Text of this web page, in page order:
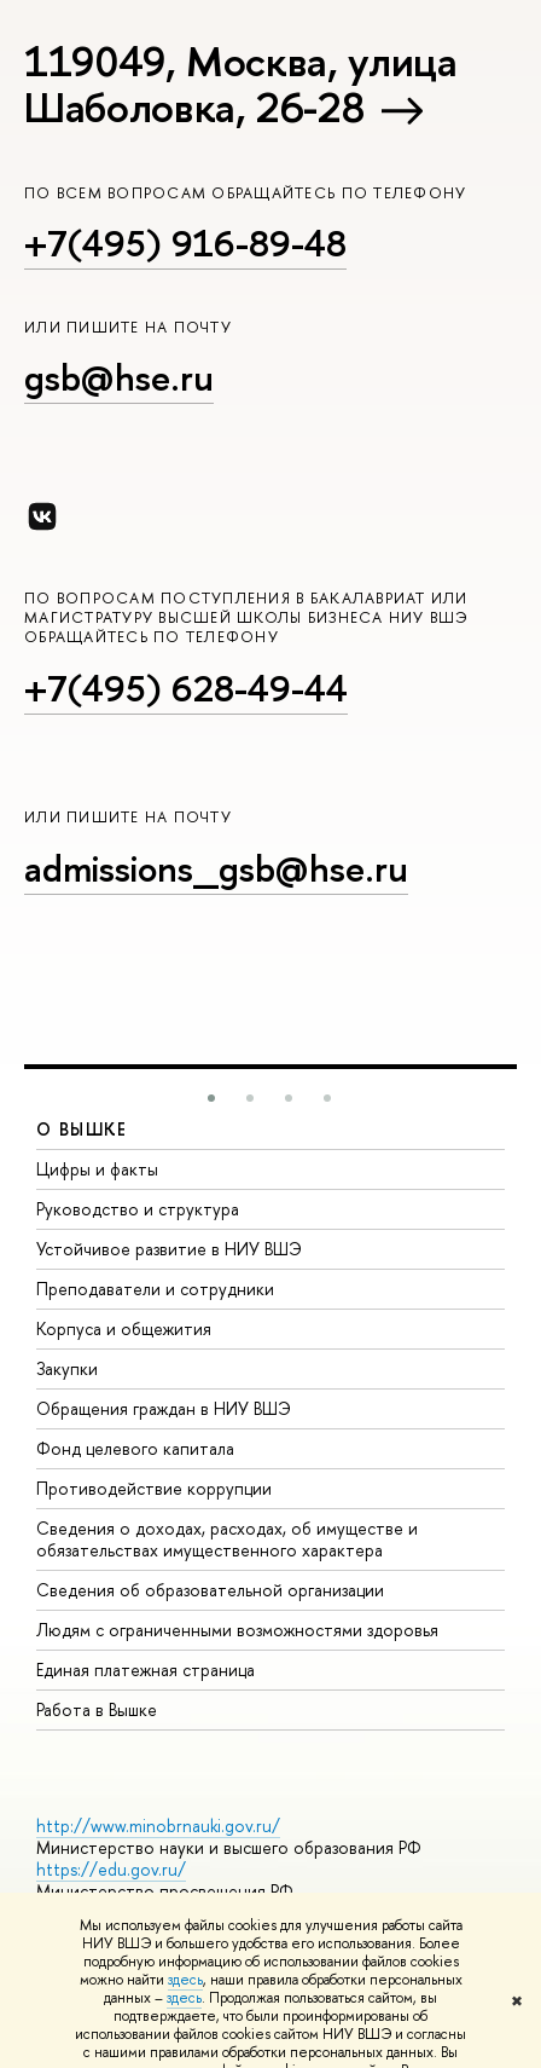
Мы используем файлы cookies для улучшения работы сайта
НИУ ВШЭ и большего удобства его использования. Более
подробную информацию об использовании файлов cookies
можно найти здесь, наши правила обработки персональных
данных –здесь. Продолжая пользоваться сайтом, вы
подтверждаете, что были проинформированы об
использовании файлов cookies сайтом НИУ ВШЭ и согласны
с нашими правилами обработки персональных данных. Вы
✖
119049, Москва, улица
Шаболовка, 26-28
ПО ВСЕМ ВОПРОСАМ ОБРАЩАЙТЕСЬ ПО ТЕЛЕФОНУ
+7(495) 916-89-48
ИЛИ ПИШИТЕ НА ПОЧТУ
gsb@hse.ru
ПО ВОПРОСАМ ПОСТУПЛЕНИЯ В БАКАЛАВРИАТ ИЛИ
МАГИСТРАТУРУ ВЫСШЕЙ ШКОЛЫ БИЗНЕСА НИУ ВШЭ
ОБРАЩАЙТЕСЬ ПО ТЕЛЕФОНУ
+7(495) 628-49-44
ИЛИ ПИШИТЕ НА ПОЧТУ
admissions_gsb@hse.ru
О ВЫШКЕ
Цифры и факты
Руководство и структура
Устойчивое развитие в НИУ ВШЭ
Преподаватели и сотрудники
Корпуса и общежития
Закупки
Обращения граждан в НИУ ВШЭ
Фонд целевого капитала
Противодействие коррупции
Сведения о доходах, расходах, об имуществе и
обязательствах имущественного характера
Сведения об образовательной организации
Людям с ограниченными возможностями здоровья
Единая платежная страница
Работа в Вышке
http://www.minobrnauki.gov.ru/
Министерство науки и высшего образования РФ
https://edu.gov.ru/
Министерство просвещения РФ
Массовые открытые онлайн-курсы
© НИУ ВШЭ 1993–2026 Адреса и контактыУсловия
использования материалов Политика конфиденциальности
Шрифты HSE Sans и HSE Slab разработаны вШколе дизайна НИУ